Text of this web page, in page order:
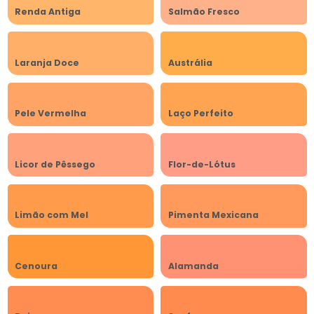
Renda Antiga Salmão Fresco
Laranja Doce Austrália
Pele Vermelha Laço Perfeito
Licor de Pêssego Flor-de-Lótus
Limão com Mel Pimenta Mexicana
Cenoura Alamanda